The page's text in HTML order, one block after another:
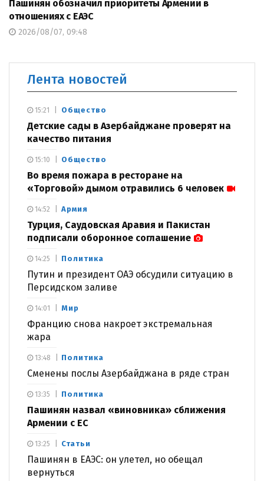
Пашинян обозначил приоритеты Армении в
отношениях с ЕАЭС
2026/08/07, 09:48
Лента новостей
Общество
Детские сады в Азербайджане проверят на
качество питания
15:21
Общество
Во время пожара в ресторане на
«Торговой» дымом отравились 6 человек
15:10
Армия
Турция, Саудовская Аравия и Пакистан
подписали оборонное соглашение
14:52
Политика
Путин и президент ОАЭ обсудили ситуацию в
Персидском заливе
14:25
Мир
Францию снова накроет экстремальная
жара
14:01
Политика
Сменены послы Азербайджана в ряде стран
13:48
Политика
Пашинян назвал «виновника» сближения
Армении с ЕС
13:35
Статьи
Пашинян в ЕАЭС: он улетел, но обещал
вернуться
13:25